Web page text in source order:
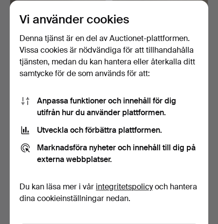
EPIPHONE LES PAUL
ANPASSAD GITARR.
Klubbades 16 feb 2026
10 bud
192 USD
EPIPHONE FIREBIRD
ELGITARR.
Klubbades 16 feb 2026
1 bud
54 USD
Klubbades 10 feb 2026
Vi använder cookies
Denna tjänst är en del av Auctionet-plattformen.
Vissa cookies är nödvändiga för att tillhandahålla
tjänsten, medan du kan hantera eller återkalla ditt
samtycke för de som används för att:
Anpassa funktioner och innehåll för dig
utifrån hur du använder plattformen.
Utveckla och förbättra plattformen.
Marknadsföra nyheter och innehåll till dig på
externa webbplatser.
Du kan läsa mer i vår integritetspolicyoch hantera
dina cookieinställningar nedan.